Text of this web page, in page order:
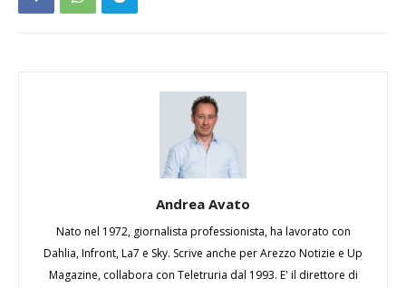
Andrea Avato
Nato nel 1972, giornalista professionista, ha lavorato con
Dahlia, Infront, La7 e Sky. Scrive anche per Arezzo Notizie e Up
Magazine, collabora con Teletruria dal 1993. E' il direttore di